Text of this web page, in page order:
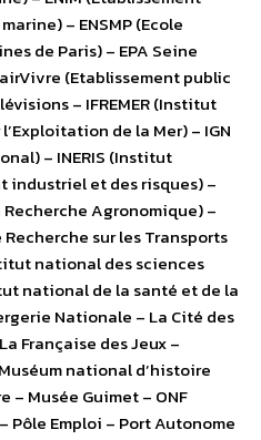
– ENSMP (Ecole
de Paris) – EPA Seine
(Etablissement public
– IFREMER (Institut
de la Mer) – IGN
– INERIS (Institut
industriel et des risques) –
Agronomique) –
sur les Transports
national des sciences
national de la santé et de la
Nationale – La Cité des
Française des Jeux –
national d’histoire
– Musée Guimet – ONF
Pôle Emploi – Port Autonome